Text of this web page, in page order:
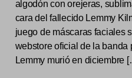
algodón con orejeras,
cara del fallecido Lemmy
juego de máscaras faciales
webstore oficial de la banda
Lemmy murió en diciembre